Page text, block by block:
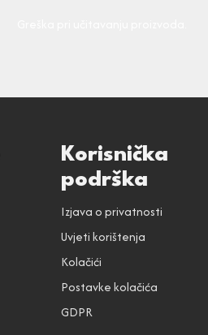
Korisnička
podrška
Izjava o privatnosti
Uvjeti korištenja
Kolačići
Postavke kolačića
GDPR